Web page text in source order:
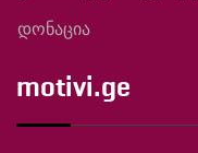
დონაცია
motivi.ge